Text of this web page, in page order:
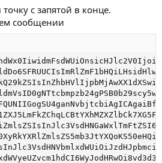
с запятой в конце.
сообщении